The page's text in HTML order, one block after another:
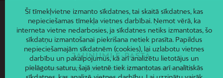
JAUNUMI E-PASTĀ
Piesakies un saņem jaunāko informāciju savā e-pastā!
Šī tīmekļvietne izmanto sīkdatnes, tai skaitā sīkdatnes, kas
nepieciešamas tīmekļa vietnes darbībai. Ņemot vērā, ka
interneta vietne nedarbosies, ja sīkdatnes netiks izmantotas, šo
sīkdatņu izmantošanai piekrišana netiek prasīta. Papildus
nepieciešamajām sīkdatnēm (cookies), lai uzlabotu vietnes
darbību un pakalpojumus, kā arī analizētu lietotājus un
pielāgotu saturu, šajā vietnē tiek izmantotas arī analītiskās